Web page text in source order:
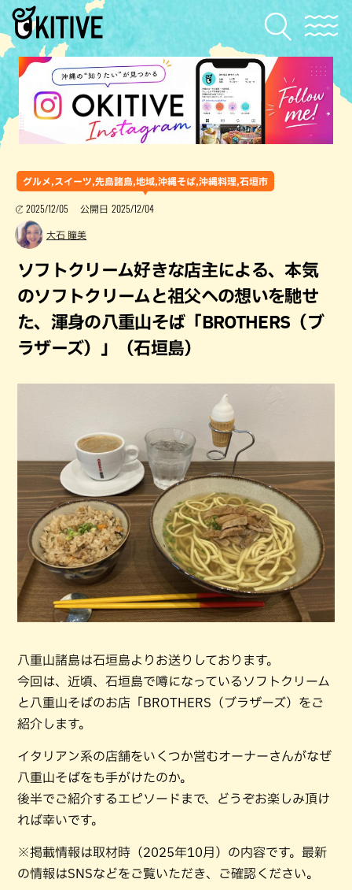
グルメ,スイーツ,先島諸島,地域,沖縄そば,沖縄料理,石垣市
2025/12/05 公開日 2025/12/04
大石 瞳美
ソフトクリーム好きな店主による、本気
のソフトクリームと祖父への想いを馳せ
た、渾身の八重山そば「BROTHERS（ブ
ラザーズ）」（石垣島）
八重山諸島は石垣島よりお送りしております。
今回は、近頃、石垣島で噂になっているソフトクリーム
と八重山そばのお店「BROTHERS（ブラザーズ）をご
紹介します。
イタリアン系の店舗をいくつか営むオーナーさんがなぜ
八重山そばをも手がけたのか。
後半でご紹介するエピソードまで、どうぞお楽しみ頂け
れば幸いです。
※掲載情報は取材時（2025年10月）の内容です。最新
の情報はSNSなどをご覧いただき、ご確認ください。